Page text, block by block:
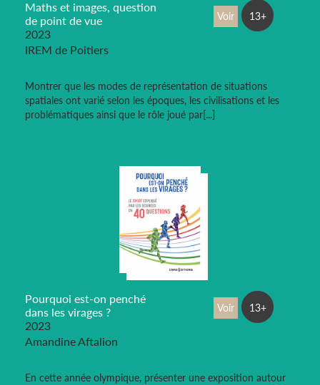
Maths et images, question
de point de vue
2023
IREM de Poitiers
Montrer que les modes de représentation de situations
spatiales ont varié selon les époques, les civilisations et les
problématiques ainsi que le rôle joué par[...]
Voir 13+
Pourquoi est-on penché
dans les virages ?
2023
Amandine Aftalion
En cette année olympique, présenter une exposition autour
Voir 13+